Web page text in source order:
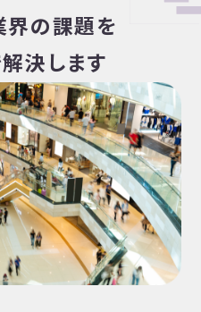
界の課題を
決します